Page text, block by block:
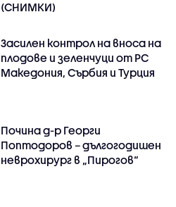
(СНИМКИ)
Засилен контрол на вноса на
плодове и зеленчуци от РС
Македония, Сърбия и Турция
Почина д-р Георги
Поптодоров – дългогодишен
неврохирург в „Пирогов“